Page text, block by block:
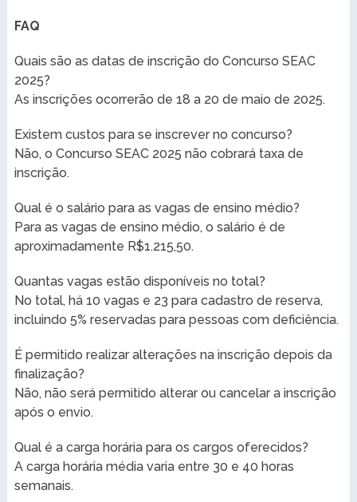
FAQ
Quais são as datas de inscrição do Concurso SEAC
2025?
As inscrições ocorrerão de 18 a 20 de maio de 2025.
Existem custos para se inscrever no concurso?
Não, o Concurso SEAC 2025 não cobrará taxa de
inscrição.
Qual é o salário para as vagas de ensino médio?
Para as vagas de ensino médio, o salário é de
aproximadamente R$1.215,50.
Quantas vagas estão disponíveis no total?
No total, há 10 vagas e 23 para cadastro de reserva,
incluindo 5% reservadas para pessoas com deficiência.
É permitido realizar alterações na inscrição depois da
finalização?
Não, não será permitido alterar ou cancelar a inscrição
após o envio.
Qual é a carga horária para os cargos oferecidos?
A carga horária média varia entre 30 e 40 horas
semanais.